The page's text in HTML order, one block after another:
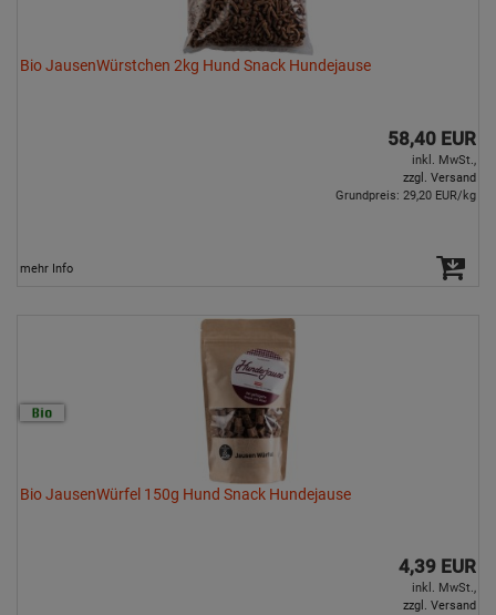
Bio JausenWürstchen 2kg Hund Snack Hundejause
58,40 EUR
inkl. MwSt.,
zzgl. Versand
Grundpreis: 29,20 EUR/kg
mehr Info
Bio JausenWürfel 150g Hund Snack Hundejause
4,39 EUR
inkl. MwSt.,
zzgl. Versand